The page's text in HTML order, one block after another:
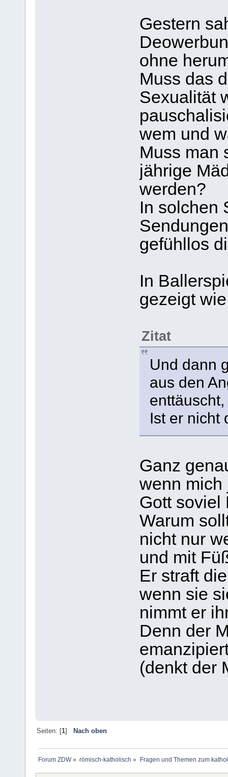
Gestern
ohne
Muss das
Sexualität
wem und
Muss man
jährige
werden?
In solchen
gefühllos
In
gezeigt
Zitat
Und dann
aus den
Ist er nicht
Ganz
wenn mich
Gott soviel
Warum
nicht nur
und mit
Er straft
wenn sie
nimmt er
Denn der
(denkt der
Seiten: [1] Nach oben
Forum ZDW» römisch-katholisch » Fragen und Themen zum